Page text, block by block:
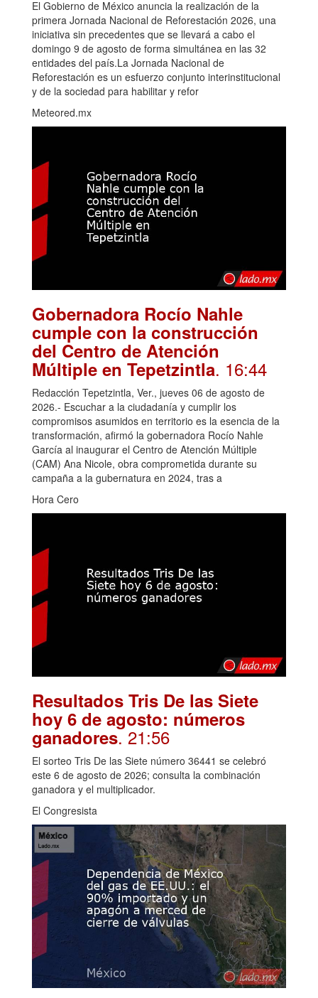
El Gobierno de México anuncia la realización de la
primera Jornada Nacional de Reforestación 2026, una
iniciativa sin precedentes que se llevará a cabo el
domingo 9 de agosto de forma simultánea en las 32
entidades del país.La Jornada Nacional de
Reforestación es un esfuerzo conjunto interinstitucional
y de la sociedad para habilitar y refor
Meteored.mx
Gobernadora Rocío Nahle
cumple con la construcción
del Centro de Atención
Múltiple en Tepetzintla. 16:44
Redacción Tepetzintla, Ver., jueves 06 de agosto de
2026.- Escuchar a la ciudadanía y cumplir los
compromisos asumidos en territorio es la esencia de la
transformación, afirmó la gobernadora Rocío Nahle
García al inaugurar el Centro de Atención Múltiple
(CAM) Ana Nicole, obra comprometida durante su
campaña a la gubernatura en 2024, tras a
Hora Cero
Resultados Tris De las Siete
hoy 6 de agosto: números
ganadores. 21:56
El sorteo Tris De las Siete número 36441 se celebró
este 6 de agosto de 2026; consulta la combinación
ganadora y el multiplicador.
El Congresista